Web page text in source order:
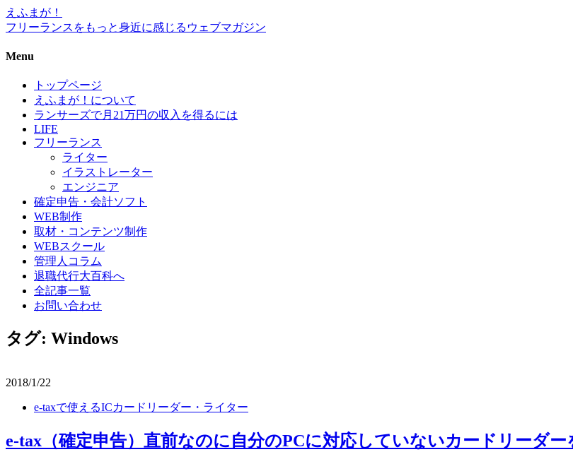
えふまが！
フリーランスをもっと身近に感じるウェブマガジン
Menu
トップページ
えふまが！について
ランサーズで月21万円の収入を得るには
LIFE
フリーランス
ライター
イラストレーター
エンジニア
確定申告・会計ソフト
WEB制作
取材・コンテンツ制作
WEBスクール
管理人コラム
退職代行大百科へ
全記事一覧
お問い合わせ
タグ: Windows
2018/1/22
e-taxで使えるICカードリーダー・ライター
e-tax（確定申告）直前なのに自分のPCに対応していないカードリーダ